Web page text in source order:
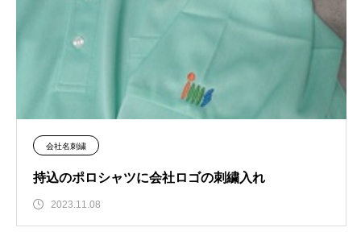
会社名刺繍
持込のポロシャツに会社ロゴの刺繍入れ
2023.11.08